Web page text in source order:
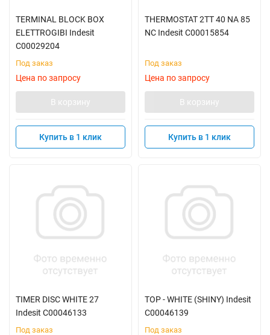
TERMINAL BLOCK BOX
ELETTROGIBI Indesit
C00029204
Под заказ
Цена по запросу
В корзину
Купить в 1 клик
THERMOSTAT 2TT 40 NA 85
NC Indesit C00015854
Под заказ
Цена по запросу
В корзину
Купить в 1 клик
TIMER DISC WHITE 27
Indesit C00046133
Под заказ
TOP - WHITE (SHINY) Indesit
C00046139
Под заказ